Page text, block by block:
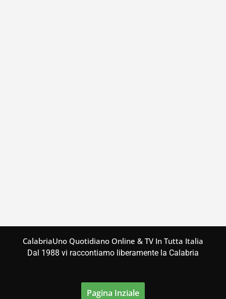
CalabriaUno Quotidiano Online & TV In Tutta Italia
Dal 1988 vi raccontiamo liberamente la Calabria
Pagina Inziale